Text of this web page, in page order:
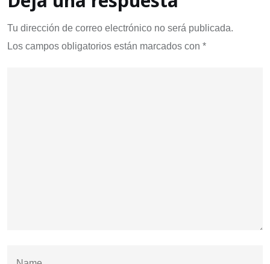
Tu dirección de correo electrónico no será publicada.
Los campos obligatorios están marcados con *